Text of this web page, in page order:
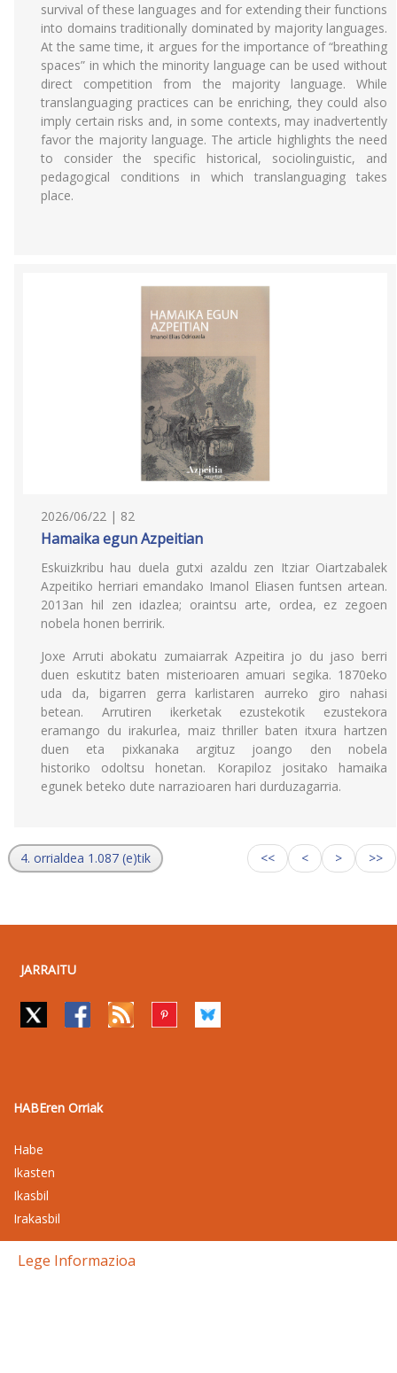
survival of these languages and for extending their functions
into domains traditionally dominated by majority languages.
At the same time, it argues for the importance of “breathing
spaces” in which the minority language can be used without
direct competition from the majority language. While
translanguaging practices can be enriching, they could also
imply certain risks and, in some contexts, may inadvertently
favor the majority language. The article highlights the need
to consider the specific historical, sociolinguistic, and
pedagogical conditions in which translanguaging takes
place.
2026/06/22 | 82
Hamaika egun Azpeitian
Eskuizkribu hau duela gutxi azaldu zen Itziar Oiartzabalek
Azpeitiko herriari emandako Imanol Eliasen funtsen artean.
2013an hil zen idazlea; oraintsu arte, ordea, ez zegoen
nobela honen berririk.
Joxe Arruti abokatu zumaiarrak Azpeitira jo du jaso berri
duen eskutitz baten misterioaren amuari segika. 1870eko
uda da, bigarren gerra karlistaren aurreko giro nahasi
betean. Arrutiren ikerketak ezustekotik ezustekora
eramango du irakurlea, maiz thriller baten itxura hartzen
duen eta pixkanaka argituz joango den nobela
historiko odoltsu honetan. Korapiloz jositako hamaika
egunek beteko dute narrazioaren hari durduzagarria.
4. orrialdea 1.087 (e)tik << < > >>
JARRAITU
HABEren Orriak
Habe
Ikasten
Ikasbil
Irakasbil
Lege Informazioa